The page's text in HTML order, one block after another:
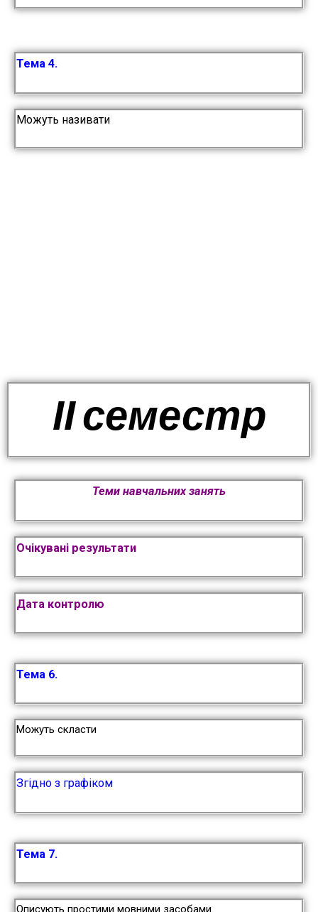
Тема 4.
Можуть називати
ІІ семестр
Теми навчальних занять
Очікувані результати
Дата контролю
Тема 6.
Можуть скласти
Згідно з графіком
Тема 7.
Описують простими мовними засобами